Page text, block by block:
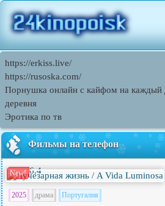
https://erkiss.live/
https://rusoska.com/
Порнушка онлайн с кайфом на каждый
деревня
Эротика по тв
Фильмы на телефон
New! 6.4
2025 драма Португалия